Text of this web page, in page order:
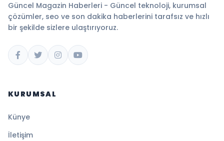
Güncel Magazin Haberleri - Güncel teknoloji, kurumsal
çözümler, seo ve son dakika haberlerini tarafsız ve hızlı
bir şekilde sizlere ulaştırıyoruz.
KURUMSAL
Künye
İletişim